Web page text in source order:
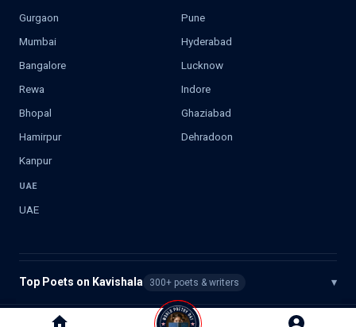
Gurgaon
Pune
Mumbai
Hyderabad
Bangalore
Lucknow
Rewa
Indore
Bhopal
Ghaziabad
Hamirpur
Dehradoon
Kanpur
UAE
UAE
Top Poets on Kavishala 300+ poets & writers ▾